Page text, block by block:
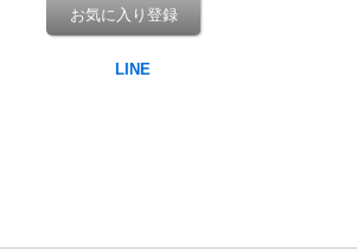
お気に入り登録